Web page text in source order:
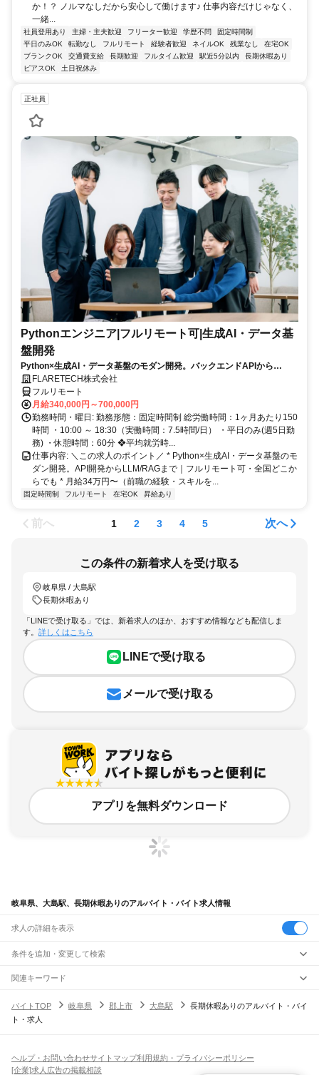
か！？ ノルマなしだから安心して働けます♪ 仕事内容だけじゃなく、
一緒...
社員登用あり 主婦・主夫歓迎 フリーター歓迎 学歴不問
固定時間制
平日のみOK
転勤なし フルリモート 経験者歓迎 ネイルOK 残業なし
在宅OK
ブランクOK
交通費支給 長期歓迎 フルタイム歓迎 駅近5分以内
長期休暇あり
ピアスOK
土日祝休み
正社員
Pythonエンジニア|フルリモート可|生成AI・データ基
盤開発
Python×生成AI・データ基盤のモダン開発。バックエンドAPIから
LLM/RAG・データ活用まで、AI駆動開発が日常のチームで。残業月10h
以下・年休123日・フルリモート可。
FLARETECH株式会社
フルリモート
月給340,000円～700,000円
勤務時間・曜日: 勤務形態：固定時間制 総労働時間：1ヶ月あたり150
時間 ・10:00 ～ 18:30（実働時間：7.5時間/日） ・平日のみ(週5日勤
務) ・休憩時間：60分 ❖平均就労時...
仕事内容: ＼この求人のポイント／ * Python×生成AI・データ基盤のモ
ダン開発。API開発からLLM/RAGまで｜フルリモート可・全国どこか
らでも * 月給34万円〜（前職の経験・スキルを...
固定時間制 フルリモート 在宅OK 昇給あり
前へ 1 2 3 4 5 次へ
この条件の新着求人を受け取る
岐阜県 / 大島駅
長期休暇あり
「LINEで受け取る」では、新着求人のほか、おすすめ情報なども配信しま
す。 詳しくはこちら
LINEで受け取る
メールで受け取る
アプリを無料ダウンロード
岐阜県、大島駅、長期休暇ありのアルバイト・バイト求人情報
求人の詳細を表示
条件を追加・変更して検索
市区町村を追加・変更
岐阜県すべて
岐阜市
駅を追加・変更
JR高山本線
職種を追加・変更
飲食・フードサービスすべて
ホールスタッフキッチンスタッフ
人気
関連キーワード
バイトTOP
岐阜県 郡上市 大島駅
長期休暇ありのアルバイト・バイ
ト・求人
ヘルプ・お問い合わせサイトマップ利用規約・プライバシーポリシー
[企業]求人広告の掲載相談